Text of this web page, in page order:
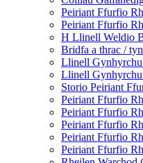
Peiriant Ffurfio
Peiriant Ffurfio
H Llinell Weldio
Bridfa a thrac /
Llinell
Llinell Gynhyrchu
Storio Peiriant
Peiriant Ffurfio
Peiriant Ffurfio
Peiriant Ffurfio
Peiriant Ffurfio
Peiriant Ffurfio